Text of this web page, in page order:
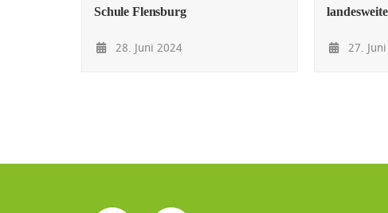
Schule Flensburg
28. Juni 2024 27.